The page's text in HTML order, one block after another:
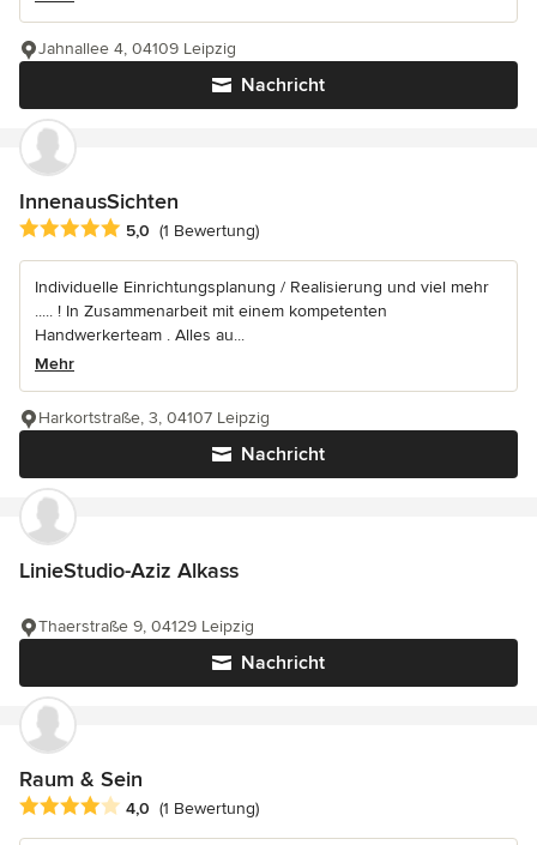
Nachricht
Jahnallee 4, 04109 Leipzig
InnenausSichten
Durchschnittliche Bewertung: 5 von 5 Sternen
5,0 (1 Bewertung)
Individuelle Einrichtungsplanung / Realisierung und viel mehr
..... ! In Zusammenarbeit mit einem kompetenten
Handwerkerteam . Alles au...
Mehr
Nachricht
Harkortstraße, 3, 04107 Leipzig
LinieStudio-Aziz Alkass
Nachricht
Thaerstraße 9, 04129 Leipzig
Raum & Sein
Durchschnittliche Bewertung: 4 von 5 Sternen
4,0 (1 Bewertung)